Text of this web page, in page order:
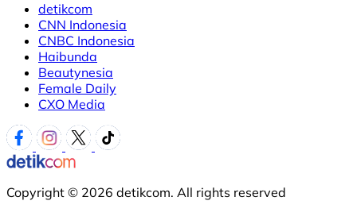
detikcom
CNN Indonesia
CNBC Indonesia
Haibunda
Beautynesia
Female Daily
CXO Media
Copyright © 2026 detikcom. All rights reserved